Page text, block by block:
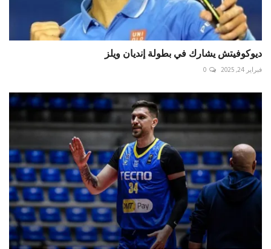
ديوكوفيتش يشارك في بطولة إنديان ويلز
فبراير 24, 2025 0